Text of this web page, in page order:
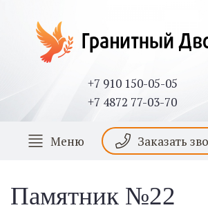
+7 910 150-05-05
+7 4872 77-03-70
Меню Заказать
Памятник №22